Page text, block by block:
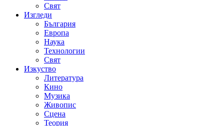
Свят
Изгледи
България
Европа
Наука
Технологии
Свят
Изкуство
Литература
Кино
Музика
Живопис
Сцена
Теория